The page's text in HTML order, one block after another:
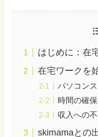
はじめに：在
在宅ワークを
パソコン
時間の確
収入への
skimamaとの